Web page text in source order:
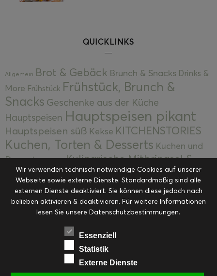
QUICKLINKS
Allgemein Brot & Gebäck Brunch & Snacks Drinks &
More Frühstück Frühstück, Brunch &
Snacks Geschenke aus der Küche
Hauptspeisen Hauptspeisen pikant
Hauptspeisen süß Kekse KITCHENSTORIES
Kuchen, Torten & Desserts Kuchen und
Desserts
Kulinarische Mitbringsel &
Eingemachtes Ohne Kategorie Ostern Resteküche
RezepteSaisonalSliderStartseite
Suppen, Salate & Vorspeisen Vorspeisen &
Vorspeisen, Salate & Suppen
Weihnachten Workshops & Events
Wir verwenden technisch notwendige Cookies auf unserer
Webseite sowie externe Dienste. Standardmäßig sind alle
externen Dienste deaktiviert. Sie können diese jedoch nach
belieben aktivieren & deaktivieren. Für weitere Informationen
lesen Sie unsere Datenschutzbestimmungen.
Essenziell
Statistik
Externe Dienste